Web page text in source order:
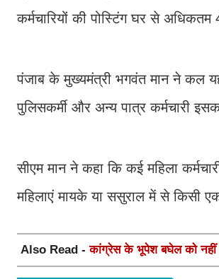
कर्मचारियों की पोस्टिंग घर से अधिकतम
पंजाब के मुख्यमंत्री भगवंत मान ने कल यह
पुलिसकर्मी और अन्य पात्र कर्मचारी
सीएम मान ने कहा कि कई महिला
महिलाएं मायके या ससुराल में से किसी
Also Read -कांग्रेस के भूपेश बघेल को नहीं